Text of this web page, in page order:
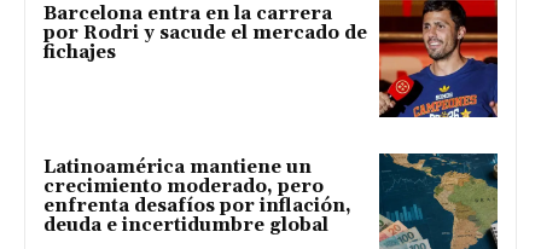
Barcelona entra en la carrera
por Rodri y sacude el mercado de
fichajes
Latinoamérica mantiene un
crecimiento moderado, pero
enfrenta desafíos por inflación,
deuda e incertidumbre global